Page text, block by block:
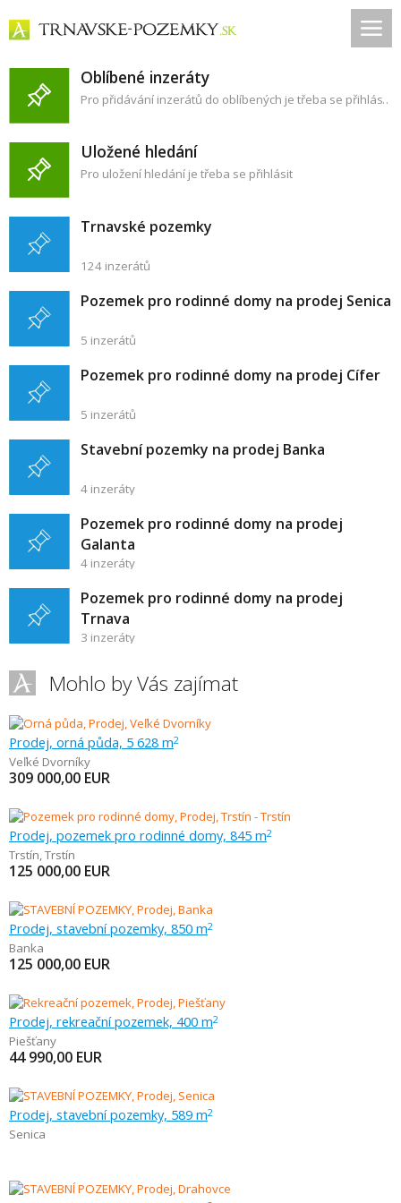
Oblíbené inzeráty
Pro přidávání inzerátů do oblíbených je třeba se přihlásit
Uložené hledání
Pro uložení hledání je třeba se přihlásit
Trnavské pozemky
124 inzerátů
Pozemek pro rodinné domy na prodej Senica
5 inzerátů
Pozemek pro rodinné domy na prodej Cífer
5 inzerátů
Stavební pozemky na prodej Banka
4 inzeráty
Pozemek pro rodinné domy na prodej
Galanta
4 inzeráty
Pozemek pro rodinné domy na prodej
Trnava
3 inzeráty
Mohlo by Vás zajímat
Prodej, orná půda, 5 628 m2
Veľké Dvorníky
309 000,00 EUR
Prodej, pozemek pro rodinné domy, 845 m2
Trstín,Trstín
125 000,00 EUR
Prodej, stavební pozemky, 850 m2
Banka
125 000,00 EUR
Prodej, rekreační pozemek, 400 m2
Piešťany
44 990,00 EUR
Prodej, stavební pozemky, 589 m2
Senica